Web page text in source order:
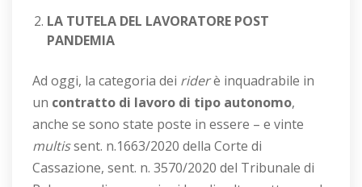
LA TUTELA DEL LAVORATORE POST
PANDEMIA
Ad oggi, la categoria dei riderè inquadrabile in
un contratto di lavoro di tipo autonomo,
anche se sono state poste in essere – e vinte
multissent. n.1663/2020 della Corte di
Cassazione, sent. n. 3570/2020 del Tribunale di